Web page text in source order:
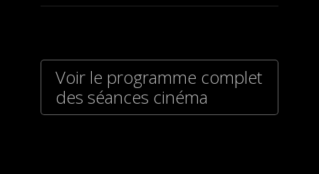
Voir le programme complet
des séances cinéma